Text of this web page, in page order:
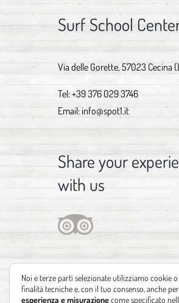
Surf School
Via delle Gorette, 57023 Cecina
Tel:+39 376 029 3746
Email: info@spot1.it
Share your
with us
Noi e terze parti selezionate utilizziamo cookie
finalità tecniche e, con il tuo consenso, anche
esperienza e misurazionecome specificato